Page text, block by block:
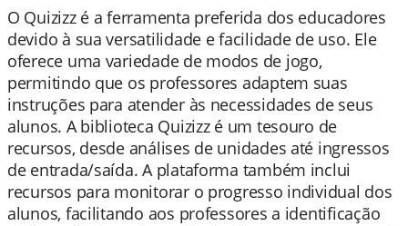
O Quizizz é a ferramenta preferida dos educadores
devido à sua versatilidade e facilidade de uso. Ele
oferece uma variedade de modos de jogo,
permitindo que os professores adaptem suas
instruções para atender às necessidades de seus
alunos. A biblioteca Quizizz é um tesouro de
recursos, desde análises de unidades até ingressos
de entrada/saída. A plataforma também inclui
recursos para monitorar o progresso individual dos
alunos, facilitando aos professores a identificação